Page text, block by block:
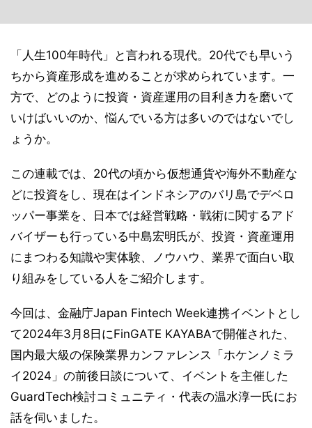
「人生100年時代」と言われる現代。20代でも早いう
ちから資産形成を進めることが求められています。一
方で、どのように投資・資産運用の目利き力を磨いて
いけばいいのか、悩んでいる方は多いのではないでし
ょうか。
この連載では、20代の頃から仮想通貨や海外不動産な
どに投資をし、現在はインドネシアのバリ島でデベロ
ッパー事業を、日本では経営戦略・戦術に関するアド
バイザーも行っている中島宏明氏が、投資・資産運用
にまつわる知識や実体験、ノウハウ、業界で面白い取
り組みをしている人をご紹介します。
今回は、金融庁Japan Fintech Week連携イベントとし
て2024年3月8日にFinGATE KAYABAで開催された、
国内最大級の保険業界カンファレンス「ホケンノミラ
イ2024」の前後日談について、イベントを主催した
GuardTech検討コミュニティ・代表の温水淳一氏にお
話を伺いました。